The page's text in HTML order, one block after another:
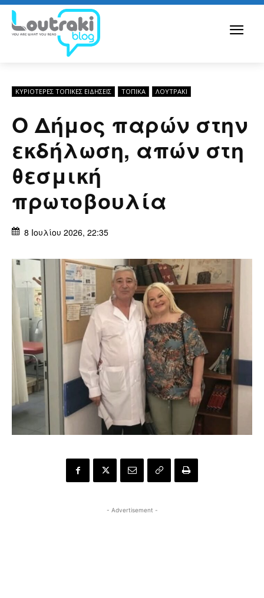
ΚΥΡΙΌΤΕΡΕΣ ΤΟΠΙΚΈΣ ΕΙΔΉΣΕΙΣ ΤΟΠΙΚΑ ΛΟΥΤΡΆΚΙ
Ο Δήμος παρών στην
εκδήλωση, απών στη
θεσμική
πρωτοβουλία
8 Ιουλίου 2026, 22:35
- Advertisement -